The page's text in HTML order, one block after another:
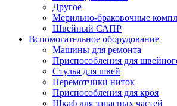
Другое
Мерильно-браковочные
Швейный САПР
Вспомогательное оборудование
Машины для ремонта
Приспособления для
Стулья для швей
Перемотчики ниток
Приспособления для кроя
Шкаф для запасных частей